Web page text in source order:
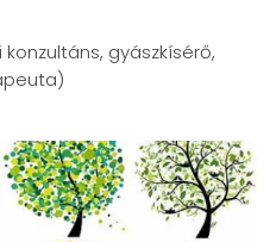
gyászkísérő,